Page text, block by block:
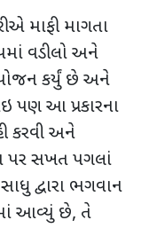
માફી માગતા
વડીલો અને
કર્યું છે અને
પણ આ પ્રકારના
કરવી અને
પર સખત પગલાં
દ્વારા ભગવાન
આવ્યું છે, તે